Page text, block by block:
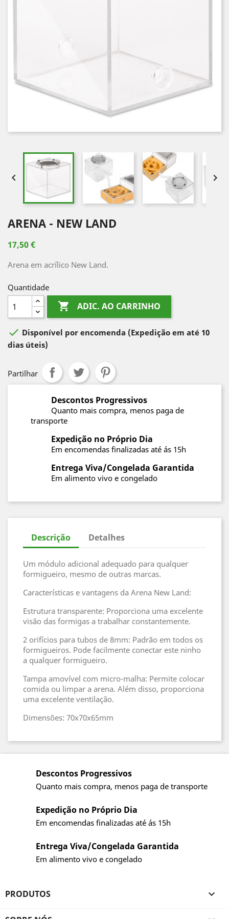
 
ARENA - NEW LAND
17,50 €
Arena em acrílico New Land.
Quantidade
 ADIC. AO CARRINHO
 Disponível por encomenda (Expedição em até 10
dias úteis)
Partilhar
Descontos Progressivos
Quanto mais compra, menos paga de
transporte
Expedição no Próprio Dia
Em encomendas finalizadas até ás 15h
Entrega Viva/Congelada Garantida
Em alimento vivo e congelado
Descrição Detalhes
Um módulo adicional adequado para qualquer
formigueiro, mesmo de outras marcas.
Características e vantagens da Arena New Land:
Estrutura transparente: Proporciona uma excelente
visão das formigas a trabalhar constantemente.
2 orifícios para tubos de 8mm: Padrão em todos os
formigueiros. Pode facilmente conectar este ninho
a qualquer formigueiro.
Tampa amovível com micro-malha: Permite colocar
comida ou limpar a arena. Além disso, proporciona
uma excelente ventilação.
Dimensões: 70x70x65mm
Descontos Progressivos
Quanto mais compra, menos paga de transporte
Expedição no Próprio Dia
Em encomendas finalizadas até ás 15h
Entrega Viva/Congelada Garantida
Em alimento vivo e congelado
PRODUTOS 